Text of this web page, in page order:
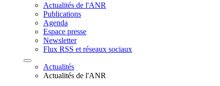
Actualités de l'ANR
Publications
Agenda
Espace presse
Newsletter
Flux RSS et réseaux sociaux
Actualités
Actualités de l'ANR